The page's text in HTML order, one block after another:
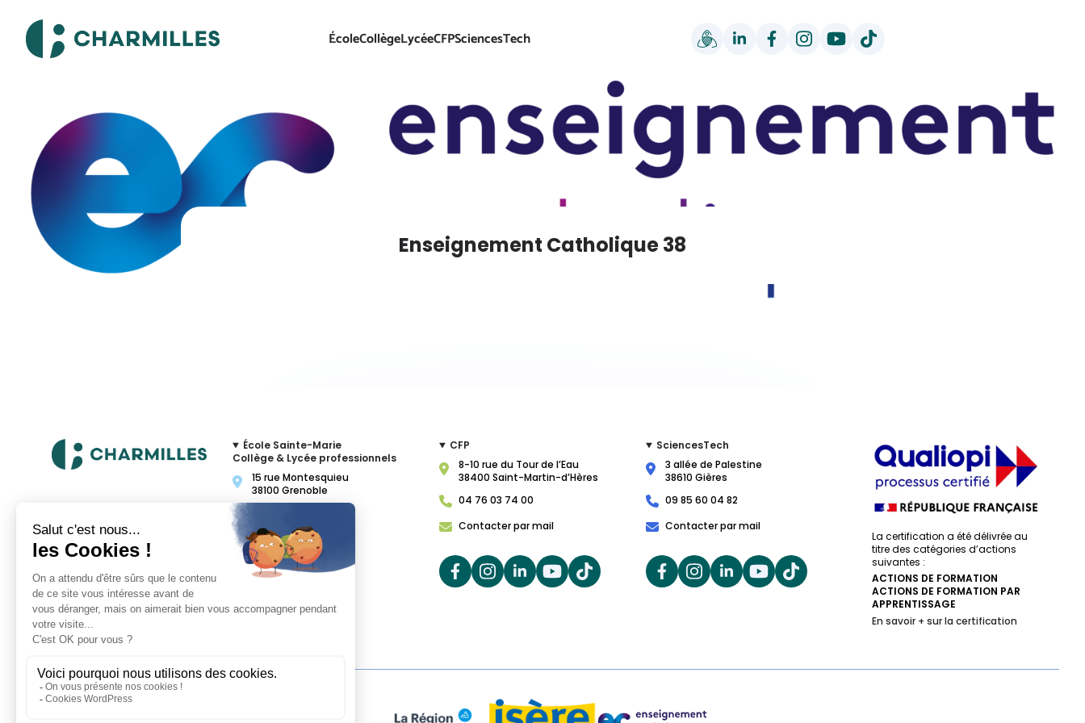
ÉcoleCollègeLycéeCFPSciencesTech
Enseignement Catholique 38
École Sainte-Marie
Collège & Lycée professionnels
15 rue Montesquieu
38100 Grenoble
Contacter par mail
CFP
8-10 rue du Tour de l’Eau
38400 Saint-Martin-d’Hères
04 76 03 74 00
Contacter par mail
SciencesTech
3 allée de Palestine
38610 Gières
09 85 60 04 82
Contacter par mail
La certification a été délivrée au
titre des catégories d’actions
suivantes :
ACTIONS DE FORMATION
ACTIONS DE FORMATION PAR
APPRENTISSAGE
En savoir + sur la certification